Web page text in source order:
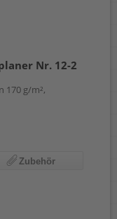
Nr. 12-2
170 g/m²,
Zubehör